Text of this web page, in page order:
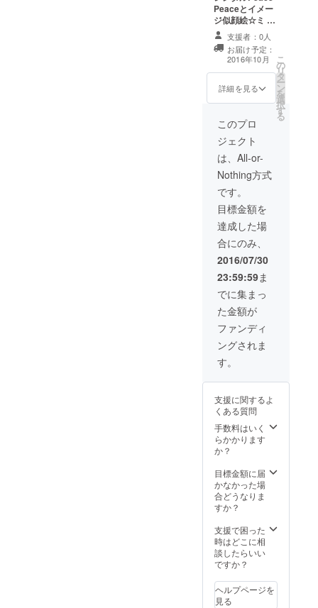
ゼントいたしま
す。）
でプレゼントい
たします。
Peaceとイメー
ジ似顔絵☆ミ プ
ロジェクトが成
立した場合、レ
ンタルPeace
Peace(フルタイ
ムの半分4時間程
度)をした後日あ
て頂きます。 あ
なたのイメージ
似顔絵をマグ
カップ、トート
バッグ、Tシャツ
にプリントした
ものを郵送いた
します。 マグ
カップ、トート
バッグ、Tシャツ
には支援金額と
は別に原価代
金、プリント代
なります。（ど
れも合計で1500
円から2000円以
内です。）
支援者：0人
お届け予定：
2016年10月
詳細を見る
こ
の
リ
タ
ー
ン
を
選
択
す
る
このプロ
ジェクト
は、All-or-
Nothing方式
です。
目標金額を
達成した場
合にのみ、
2016/07/30
23:59:59ま
でに集まっ
た金額が
ファンディ
ングされま
す。
支援に関するよ
くある質問
手数料はいく
らかかります
か？
目標金額に届
かなかった場
合どうなりま
すか？
支援で困った
時はどこに相
談したらいい
ですか？
ヘルプページを
見る